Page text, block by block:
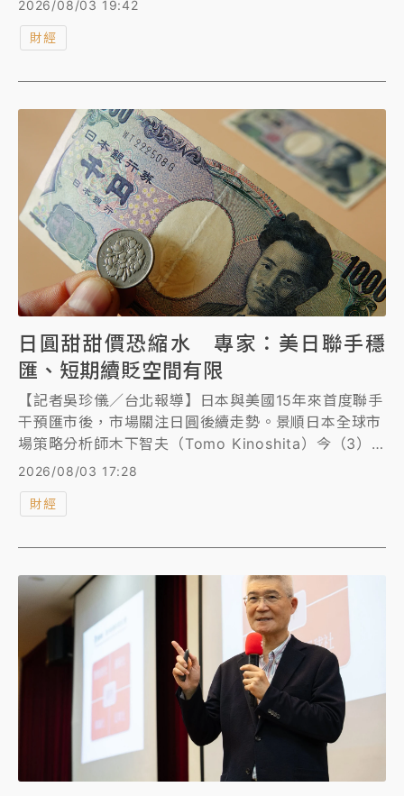
法通報義務人」，並以「就像去菜市場買菜，不會通報
整個菜市場的攤商誰有爛菜葉」比喻台糖立場，更稱台
2026/08/03 19:42
財經
日圓甜甜價恐縮水 專家：美日聯手穩
匯、短期續貶空間有限
【記者吳珍儀／台北報導】日本與美國15年來首度聯手
干預匯市後，市場關注日圓後續走勢。景順日本全球市
場策略分析師木下智夫（Tomo Kinoshita）今（3）
日表示，日美聯手穩匯市，短期可望抑制日圓走弱。他
將限制日圓短期續貶空間。
2026/08/03 17:28
財經